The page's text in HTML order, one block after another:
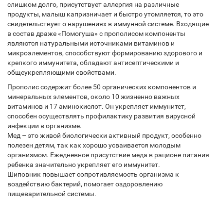
слишком долго, присутствует аллергия на различные
продукты, малыш капризничает и быстро утомляется, то это
свидетельствует о нарушениях в иммунной системе. Входящие
в состав драже «Помогуша» с прополисом компоненты
являются натуральными источниками витаминов и
микроэлементов, способствуют формированию здорового и
крепкого иммунитета, обладают антисептическими и
общеукрепляющими свойствами.
Прополис содержит более 50 органических компонентов и
минеральных элементов, около 10 жизненно важных
витаминов и 17 аминокислот. Он укрепляет иммунитет,
способен осуществлять профилактику развития вирусной
инфекции в организме.
Мед – это живой биологически активный продукт, особенно
полезен детям, так как хорошо усваивается молодым
организмом. Ежедневное присутствие меда в рационе питания
ребенка значительно укрепляет его иммунитет.
Шиповник повышает сопротивляемость организма к
воздействию бактерий, помогает оздоровлению
пищеварительной системы.